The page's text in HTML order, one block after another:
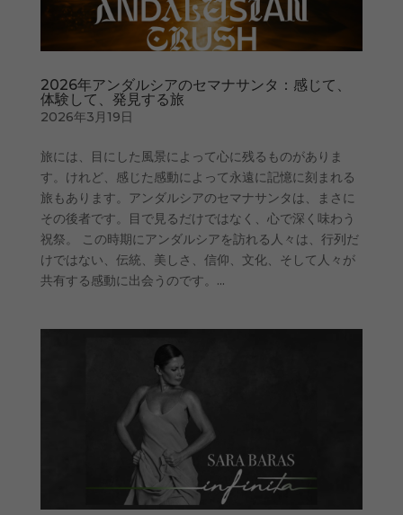
2026年アンダルシアのセマナサンタ：感じて、
体験して、発見する旅
2026年3月19日
旅には、目にした風景によって心に残るものがありま
す。けれど、感じた感動によって永遠に記憶に刻まれる
旅もあります。アンダルシアのセマナサンタは、まさに
その後者です。目で見るだけではなく、心で深く味わう
祝祭。 この時期にアンダルシアを訪れる人々は、行列だ
けではない、伝統、美しさ、信仰、文化、そして人々が
共有する感動に出会うのです。...